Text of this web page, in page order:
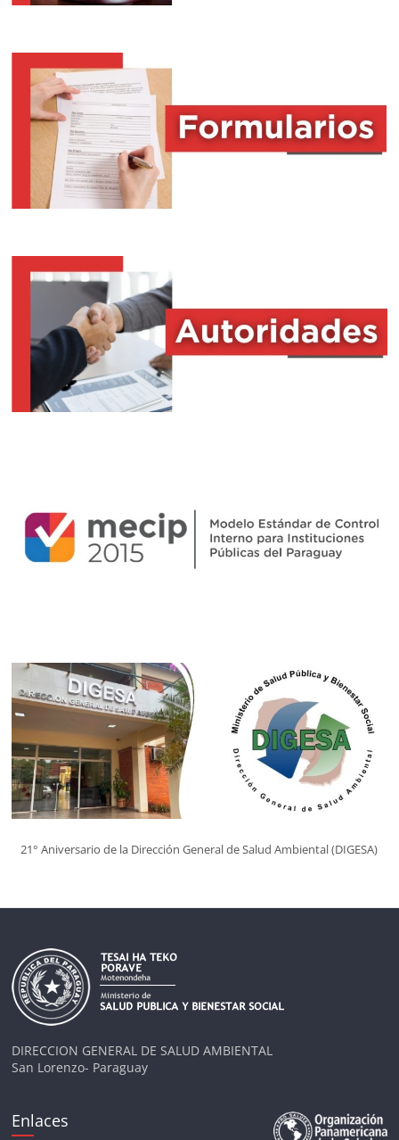
21° Aniversario de la Dirección General de Salud Ambiental (DIGESA)
DIRECCION GENERAL DE SALUD AMBIENTAL
San Lorenzo- Paraguay
Enlaces